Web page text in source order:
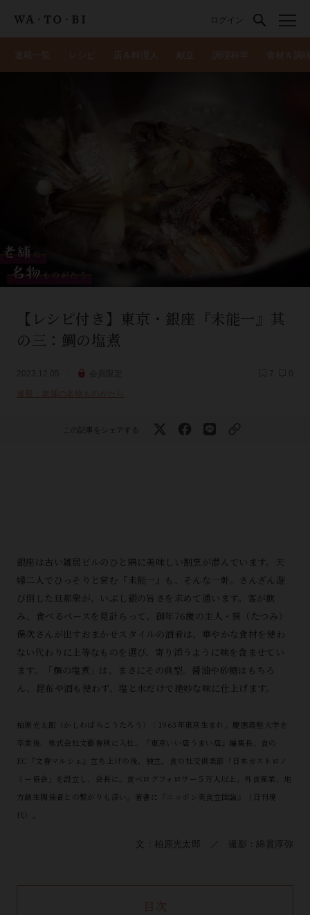
ログイン
【レシピ付き】東京・銀座『未能一』其
の三：鯛の塩煮
連載：老舗の名物ものがたり
この記事をシェアする
銀座は古い雑居ビルのひと隅に美味しい割烹が潜んでいます。夫
婦二人でひっそりと営む『未能一』も、そんな一軒。さんざん遊
び倒した旦那衆が、いぶし銀の旨さを求めて通います。客が飲
み、食べるペースを見計らって、御年76歳の主人・巽（たつみ）
保次さんが出すおまかせスタイルの酒肴は、華やかな食材を使わ
ない代わりに上等なものを選び、寄り添うように味を含ませてい
ます。「鯛の塩煮」は、まさにその典型。醤油や砂糖はもちろ
ん、昆布や酒も使わず、塩と水だけで絶妙な味に仕上げます。
柏原光太郎（かしわばらこうたろう）：1963年東京生まれ。慶應義塾大学を
卒業後、株式会社文藝春秋に入社。『東京いい店うまい店』編集長、食の
EC『文春マルシェ』立ち上げの後、独立。食の社交倶楽部「日本ガストロノ
ミー協会」を設立し、会長に。食べログフォロワー５万人以上。外食産業、地
方創生関係者との繋がりも深い。著書に『ニッポン美食立国論』（日刊現
代）。
文：柏原光太郎 ／ 撮影：綿貫淳弥
目次